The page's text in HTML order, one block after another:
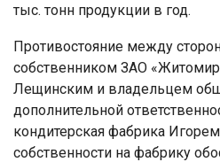
тыс. тонн продукции в год.
Противостояние между
собственником ЗАО
Лещинским и владельцем
дополнительной
кондитерская фабрика
собственности на фабрику